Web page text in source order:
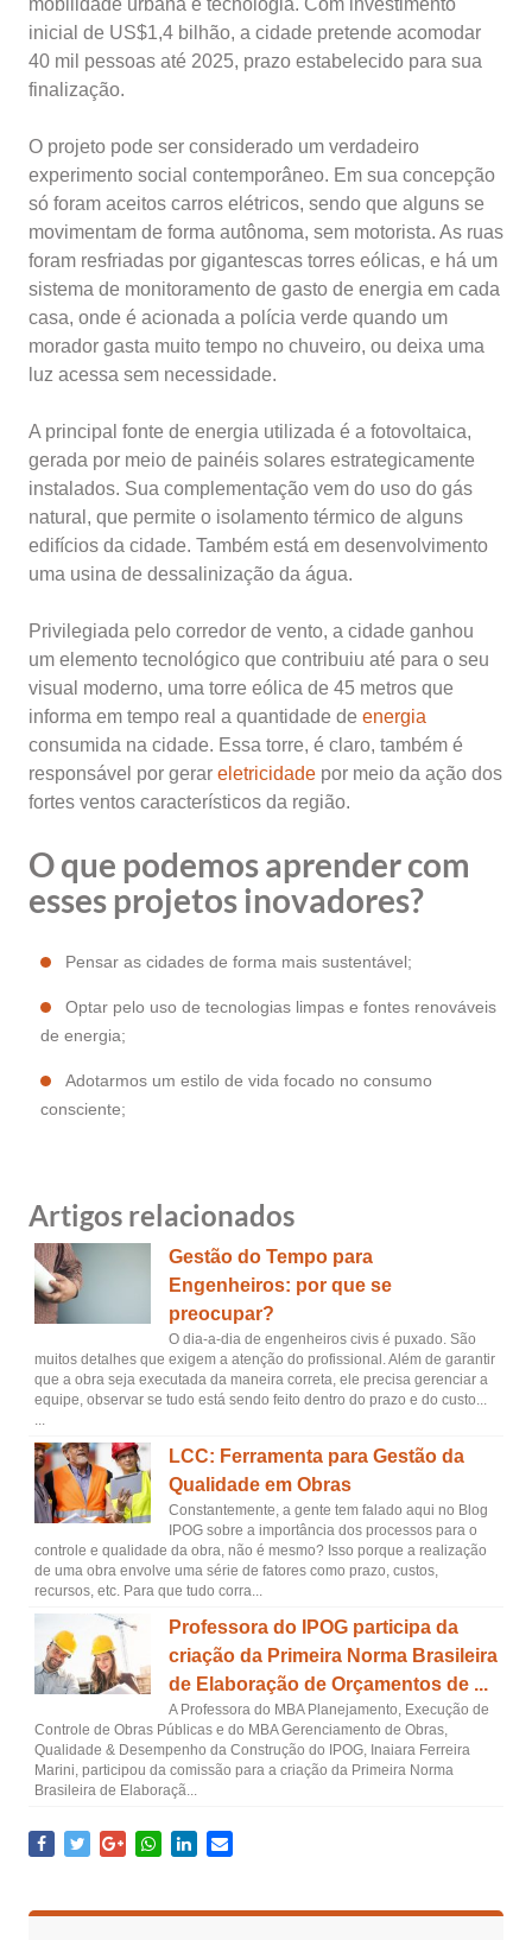
mobilidade urbana e tecnologia. Com investimento
inicial de US$1,4 bilhão, a cidade pretende acomodar
40 mil pessoas até 2025, prazo estabelecido para sua
finalização.
O projeto pode ser considerado um verdadeiro
experimento social contemporâneo. Em sua concepção
só foram aceitos carros elétricos, sendo que alguns se
movimentam de forma autônoma, sem motorista. As ruas
foram resfriadas por gigantescas torres eólicas, e há um
sistema de monitoramento de gasto de energia em cada
casa, onde é acionada a polícia verde quando um
morador gasta muito tempo no chuveiro, ou deixa uma
luz acessa sem necessidade.
A principal fonte de energia utilizada é a fotovoltaica,
gerada por meio de painéis solares estrategicamente
instalados. Sua complementação vem do uso do gás
natural, que permite o isolamento térmico de alguns
edifícios da cidade. Também está em desenvolvimento
uma usina de dessalinização da água.
Privilegiada pelo corredor de vento, a cidade ganhou
um elemento tecnológico que contribuiu até para o seu
visual moderno, uma torre eólica de 45 metros que
informa em tempo real a quantidade de energia
consumida na cidade. Essa torre, é claro, também é
responsável por gerar eletricidade por meio da ação dos
fortes ventos característicos da região.
O que podemos aprender com
esses projetos inovadores?
Pensar as cidades de forma mais sustentável;
Optar pelo uso de tecnologias limpas e fontes renováveis
de energia;
Adotarmos um estilo de vida focado no consumo
consciente;
Artigos relacionados
Gestão do Tempo para
Engenheiros: por que se
preocupar?
O dia-a-dia de engenheiros civis é puxado. São
muitos detalhes que exigem a atenção do profissional. Além de garantir
que a obra seja executada da maneira correta, ele precisa gerenciar a
equipe, observar se tudo está sendo feito dentro do prazo e do custo...
...
LCC: Ferramenta para Gestão da
Qualidade em Obras
Constantemente, a gente tem falado aqui no Blog
IPOG sobre a importância dos processos para o
controle e qualidade da obra, não é mesmo? Isso porque a realização
de uma obra envolve uma série de fatores como prazo, custos,
recursos, etc. Para que tudo corra...
Professora do IPOG participa da
criação da Primeira Norma Brasileira
de Elaboração de Orçamentos de ...
A Professora do MBA Planejamento, Execução de
Controle de Obras Públicas e do MBA Gerenciamento de Obras,
Qualidade & Desempenho da Construção do IPOG, Inaiara Ferreira
Marini, participou da comissão para a criação da Primeira Norma
Brasileira de Elaboraçã...